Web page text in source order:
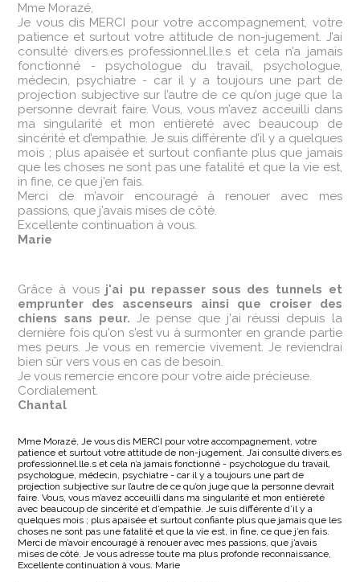
‌Mme Morazé,
Je vous dis MERCI pour votre accompagnement, votre
patience et surtout votre attitude de non-jugement. J’ai
consulté divers.es professionnel.lle.s et cela n’a jamais
fonctionné - psychologue du travail, psychologue,
médecin, psychiatre - car il y a toujours une part de
projection subjective sur l’autre de ce qu’on juge que la
personne devrait faire. Vous, vous m’avez acceuilli dans
ma singularité et mon entièreté avec beaucoup de
sincérité et d’empathie. Je suis différente d’il y a quelques
mois ; plus apaisée et surtout confiante plus que jamais
que les choses ne sont pas une fatalité et que la vie est,
in fine, ce que j’en fais.
Merci de m’avoir encouragé à renouer avec mes
passions, que j’avais mises de côté.
Excellente continuation à vous.
Marie
‌Grâce à vous j'ai pu repasser sous des tunnels et
emprunter des ascenseurs ainsi que croiser des
chiens sans peur. Je pense que j'ai réussi depuis la
dernière fois qu'on s'est vu à surmonter en grande partie
mes peurs. Je vous en remercie vivement. Je reviendrai
bien sûr vers vous en cas de besoin.
Je vous remercie encore pour votre aide précieuse.
Cordialement.
Chantal
Mme Morazé, Je vous dis MERCI pour votre accompagnement, votre
patience et surtout votre attitude de non-jugement. J’ai consulté divers.es
professionnel.lle.s et cela n’a jamais fonctionné - psychologue du travail,
psychologue, médecin, psychiatre - car il y a toujours une part de
projection subjective sur l’autre de ce qu’on juge que la personne devrait
faire. Vous, vous m’avez acceuilli dans ma singularité et mon entièreté
avec beaucoup de sincérité et d’empathie. Je suis différente d’il y a
quelques mois ; plus apaisée et surtout confiante plus que jamais que les
choses ne sont pas une fatalité et que la vie est, in fine, ce que j’en fais.
Merci de m’avoir encouragé à renouer avec mes passions, que j’avais
mises de côté. Je vous adresse toute ma plus profonde reconnaissance,
Excellente continuation à vous. Marie